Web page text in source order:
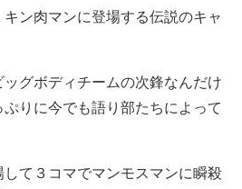
ン肉マンに登場する伝説のキャ
グボディチームの次鋒なんだけ
りに今でも語り部たちによって
て３コマでマンモスマンに瞬殺